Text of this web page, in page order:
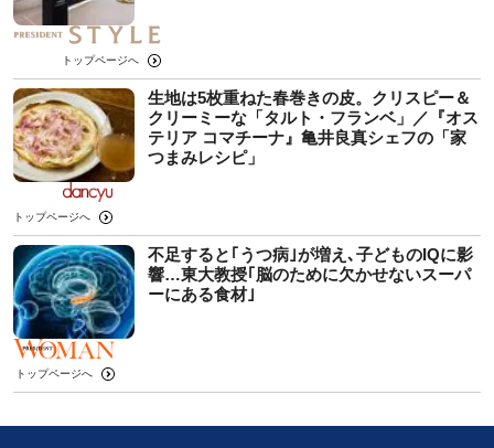
トップページへ
生地は5枚重ねた春巻きの皮。クリスピー＆
クリーミーな「タルト・フランベ」／『オス
テリア コマチーナ』亀井良真シェフの「家
つまみレシピ」
トップページへ
不足すると｢うつ病｣が増え､子どものIQに影
響…東大教授｢脳のために欠かせないスーパ
ーにある食材｣
トップページへ